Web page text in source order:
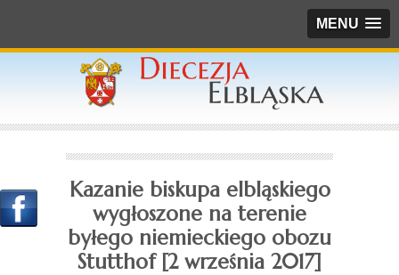
MENU
Kazanie biskupa elbląskiego
wygłoszone na terenie
byłego niemieckiego obozu
Stutthof [2 września 2017]